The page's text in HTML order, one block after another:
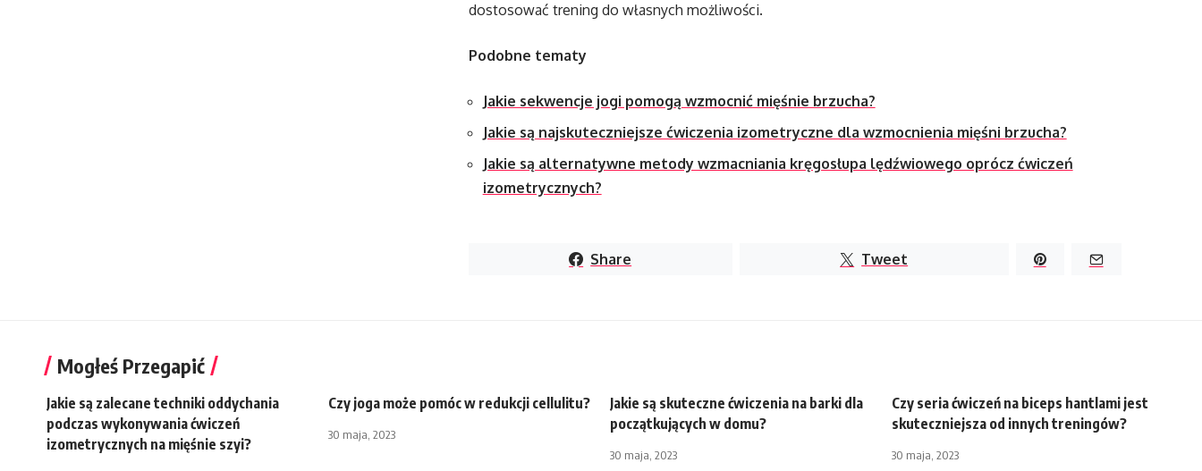
dostosować trening do własnych możliwości.
Podobne tematy
Jakie sekwencje jogi pomogą wzmocnić mięśnie brzucha?
Jakie są najskuteczniejsze ćwiczenia izometryczne dla wzmocnienia mięśni brzucha?
Jakie są alternatywne metody wzmacniania kręgosłupa lędźwiowego oprócz ćwiczeń
izometrycznych?
Share Tweet
Mogłeś Przegapić
Jakie są zalecane techniki oddychania
podczas wykonywania ćwiczeń
izometrycznych na mięśnie szyi?
Czy joga może pomóc w redukcji cellulitu?
30 maja, 2023
Jakie są skuteczne ćwiczenia na barki dla
początkujących w domu?
30 maja, 2023
Czy seria ćwiczeń na biceps hantlami jest
skuteczniejsza od innych treningów?
30 maja, 2023